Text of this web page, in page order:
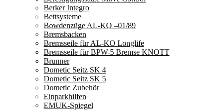
Berker Integro
Bettsysteme
Bowdenzüge AL-KO –01/89
Bremsbacken
Bremsseile für AL-KO Longlife
Bremsseile für BPW-5 Bremse KNOTT
Brunner
Dometic Seitz SK 4
Dometic Seitz SK 5
Dometic Zubehör
Einparkhilfen
EMUK-Spiegel